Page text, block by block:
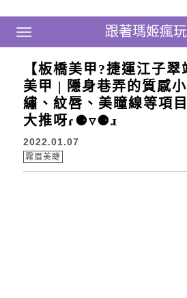
跟著瑪姬瘋玩趣跟著瑪姬瘋
Main Menu
【板橋美甲?捷運江子
美甲 | 隱身巷弄的質感
繡、紋唇、美瞳線等項
大推呀ɾ⚈▿⚈ɹ
2022.01.07
霧眉美睫